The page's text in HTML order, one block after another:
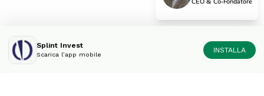
Splint Invest
Scarica l’app mobile
INSTALLA